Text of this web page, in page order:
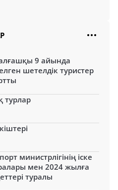
9 айында
шетелдік туристер
турлар
министрлігінің іске
мен 2024 жылға
туралы